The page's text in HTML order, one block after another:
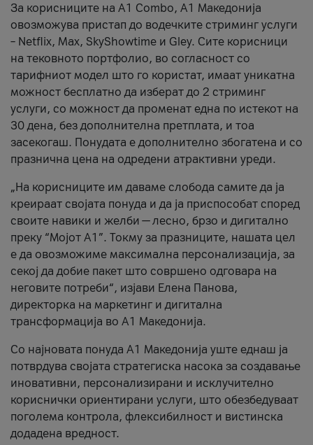
За корисниците на A1 Combo, А1 Македонија
овозможува пристап до водечките стриминг услуги
– Netflix, Max, SkyShowtime и Gley. Сите корисници
на тековното портфолио, во согласност со
тарифниот модел што го користат, имаат уникатна
можност бесплатно да изберат до 2 стриминг
услуги, со можност да променат една по истекот на
30 дена, без дополнителна претплата, и тоа
засекогаш. Понудата е дополнително збогатена и со
празнична цена на одредени атрактивни уреди.
„На корисниците им даваме слобода самите да ја
креираат својата понуда и да ја приспособат според
своите навики и желби — лесно, брзо и дигитално
преку “Мојот А1”. Токму за празниците, нашата цел
е да овозможиме максимална персонализација, за
секој да добие пакет што совршено одговара на
неговите потреби“, изјави Елена Панова,
директорка на маркетинг и дигитална
трансформација во А1 Македонија.
Со најновата понуда А1 Македонија уште еднаш ја
потврдува својата стратегиска насока за создавање
иновативни, персонализирани и исклучително
кориснички ориентирани услуги, што обезбедуваат
поголема контрола, флексибилност и вистинска
додадена вредност.